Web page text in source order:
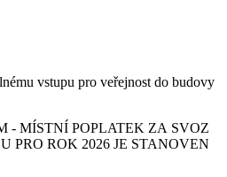
vstupu pro veřejnost do budovy
- MÍSTNÍ POPLATEK ZA SVOZ
PRO ROK 2026 JE STANOVEN